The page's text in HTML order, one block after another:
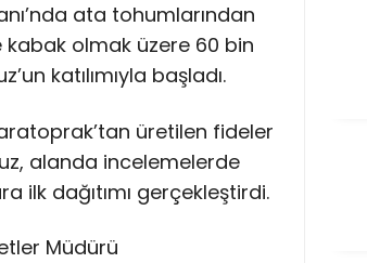
ata tohumlarından
olmak üzere 60 bin
katılımıyla başladı.
üretilen fideler
alanda incelemelerde
ilk dağıtımı gerçekleştirdi.
Müdürü